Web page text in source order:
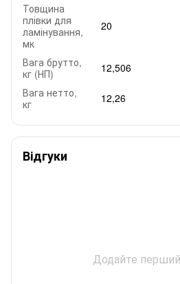
Товщина
плівки для
ламінування,
мк
20
Вага брутто,
кг (НП)
12,506
Вага нетто,
кг
12,26
Відгуки
Додайте перший